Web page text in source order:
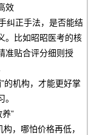
效
纠正手法，是否能结
。比如昭昭医考的核
准贴合评分细则授
的机构，才能更好掌
”
，哪怕价格再低，